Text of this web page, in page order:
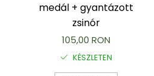
medál + gyantázott
zsinór
105,00 RON
KÉSZLETEN